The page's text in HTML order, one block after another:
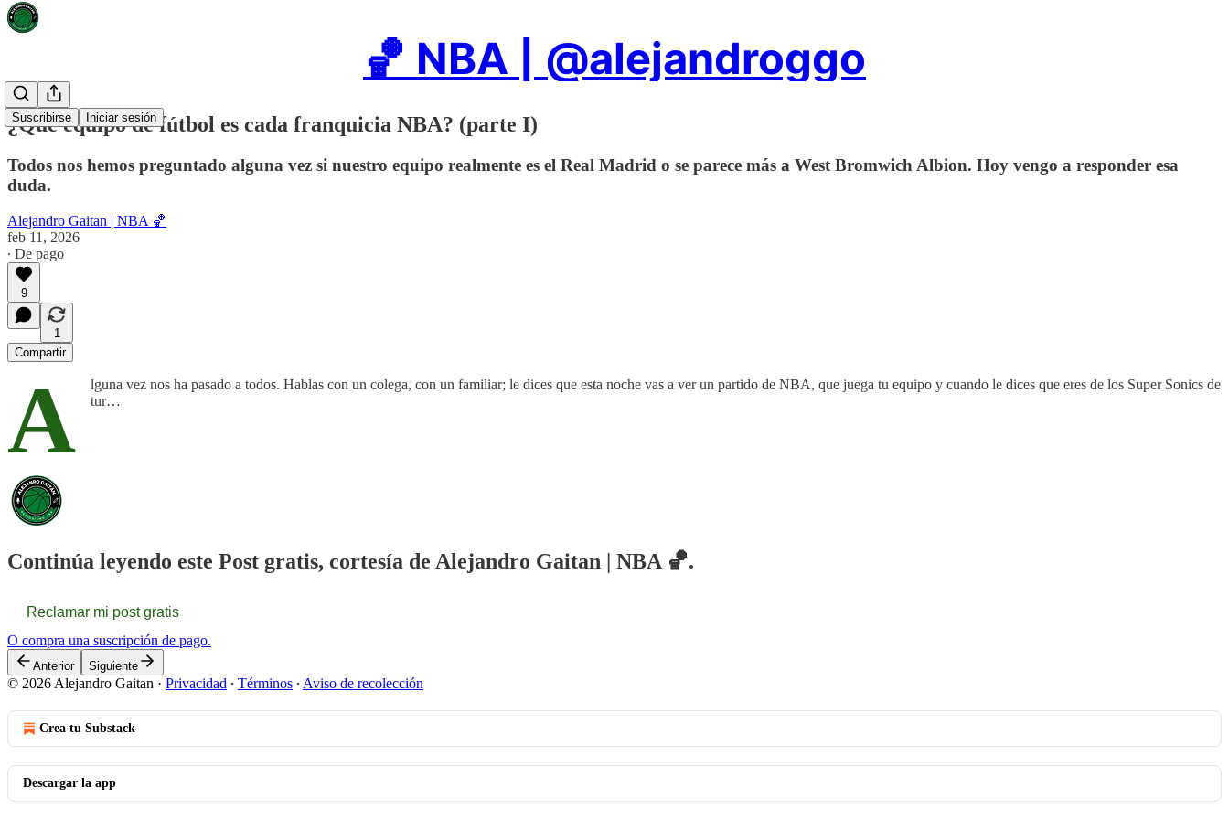
🏀 NBA | @alejandroggo
Suscribirse Iniciar sesión
¿Qué equipo de fútbol es cada franquicia NBA? (parte I)
Todos nos hemos preguntado alguna vez si nuestro equipo realmente es el Real Madrid o se parece más a West Bromwich Albion. Hoy vengo a responder esa
duda.
Alejandro Gaitan | NBA 🏀
feb 11, 2026
∙ De pago
9
1
Compartir
A
lguna vez nos ha pasado a todos. Hablas con un colega, con un familiar; le dices que esta noche vas a ver un partido de NBA, que juega tu equipo y cuando le dices que eres de los Super Sonics de
tur…
Continúa leyendo este Post gratis, cortesía de Alejandro Gaitan | NBA 🏀.
Reclamar mi post gratis
O compra una suscripción de pago.
Anterior Siguiente
© 2026 Alejandro Gaitan · Privacidad ∙ Términos ∙ Aviso de recolección
Crea tu Substack
Descargar la app